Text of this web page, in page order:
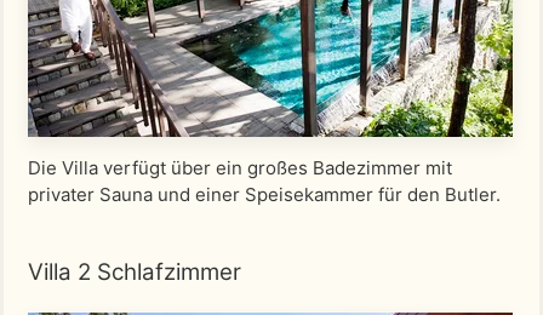
Die Villa verfügt über ein großes Badezimmer mit
privater Sauna und einer Speisekammer für den Butler.
Villa 2 Schlafzimmer